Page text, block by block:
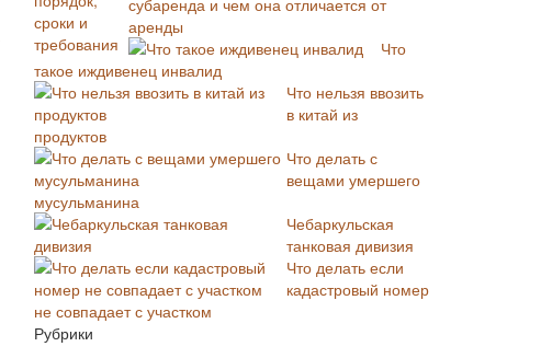
субаренда и чем она отличается от
аренды
Что
такое иждивенец инвалид
Что нельзя ввозить
в китай из
продуктов
Что делать с
вещами умершего
мусульманина
Чебаркульская
танковая дивизия
Что делать если
кадастровый номер
не совпадает с участком
Рубрики